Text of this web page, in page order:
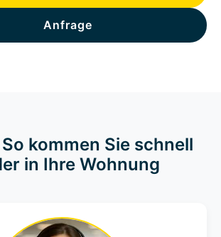
Anfrage
kommen Sie schnell
in Ihre Wohnung